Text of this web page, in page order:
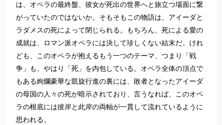
は、オペラの最終盤、彼女が死出の世界へと旅立つ場面に繋
がっていたのではないか。そもそもこの物語は、アイーダと
ラダメスの死によって閉じられる。もちろん、死による愛の
成就は、ロマン派オペラには決して珍しくない結末だ。けれ
ども、このオペラが抱えるもう一つのテーマ、つまり「戦
争」も、やはり「死」を内包している。オペラ全体の頂点で
もある絢爛豪華な凱旋行進の裏には、敗者となったアイーダ
の母国の人々の死が暗示されており、言うなれば、このオペ
ラの根底には彼岸と此岸の両軸が一貫して流れているように
思われる。